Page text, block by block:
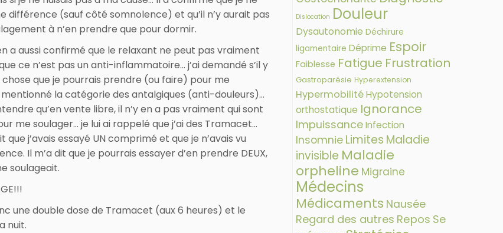
différence (sauf côté somnolence) et qu’il n’y aurait pas
à n’en prendre que pour dormir.
a aussi confirmé que le relaxant ne peut pas vraiment
ce n’est pas un anti-inflammatoire… j’ai demandé s’il y
que je pourrais prendre (ou faire) pour me
mentionné la catégorie des antalgiques (anti-douleurs)…
qu’en vente libre, il n’y en a pas vraiment qui sont
me soulager… je lui ai rappelé que j’ai des Tramacet…
que j’avais essayé UN comprimé et que je n’avais vu
Il m’a dit que je pourrais essayer d’en prendre DEUX,
soulageait.
une double dose de Tramacet (aux 6 heures) et le
nuit.
Dislocation Douleur
Dysautonomie Déchirure
ligamentaire Déprime Espoir
Faiblesse Fatigue Frustration
Gastroparésie Hyperextension
HypermobilitéHypotension
orthostatique Ignorance
ImpuissanceInfection
Insomnie Limites Maladie
invisible Maladie
orpheline Migraine
Médecins
Médicaments Nausée
Regard des autres Repos Se